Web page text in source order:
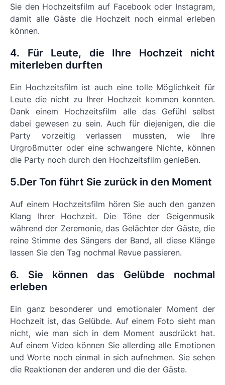
Sie den Hochzeitsfilm auf Facebook oder Instagram,
damit alle Gäste die Hochzeit noch einmal erleben
können.
4. Für Leute, die Ihre Hochzeit nicht
miterleben durften
Ein Hochzeitsfilm ist auch eine tolle Möglichkeit für
Leute die nicht zu Ihrer Hochzeit kommen konnten.
Dank einem Hochzeitsfilm alle das Gefühl selbst
dabei gewesen zu sein. Auch für diejenigen, die die
Party vorzeitig verlassen mussten, wie Ihre
Urgroßmutter oder eine schwangere Nichte, können
die Party noch durch den Hochzeitsfilm genießen.
5.Der Ton führt Sie zurück in den Moment
Auf einem Hochzeitsfilm hören Sie auch den ganzen
Klang Ihrer Hochzeit. Die Töne der Geigenmusik
während der Zeremonie, das Gelächter der Gäste, die
reine Stimme des Sängers der Band, all diese Klänge
lassen Sie den Tag nochmal Revue passieren.
6. Sie können das Gelübde nochmal
erleben
Ein ganz besonderer und emotionaler Moment der
Hochzeit ist, das Gelübde. Auf einem Foto sieht man
nicht, wie man sich in dem Moment ausdrückt hat.
Auf einem Video können Sie allerding alle Emotionen
und Worte noch einmal in sich aufnehmen. Sie sehen
die Reaktionen der anderen und die der Gäste.